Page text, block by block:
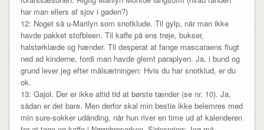
har man ellers af sjov i gaden?)
12: Noget så u-Marilyn som snotklude. Til gylp, når man ikke
havde pakket stofbleen. Til kaffe på ens trøje, bukser,
halstørklæde og hænder. Til desperat at fange mascaraens flugt
ned ad kinderne, fordi man havde glemt paraplyen. Ja, i bund og
grund lever jeg efter målsætningen: Hvis du har snotklud, er du
ok.
13: Gajol. Der er ikke altid tid at børste tænder (se nr. 10). Ja,
sådan er det bare. Men derfor skal min bestie ikke belemres med
min sure-sokker udånding, når hun river en time ud af kalenderen